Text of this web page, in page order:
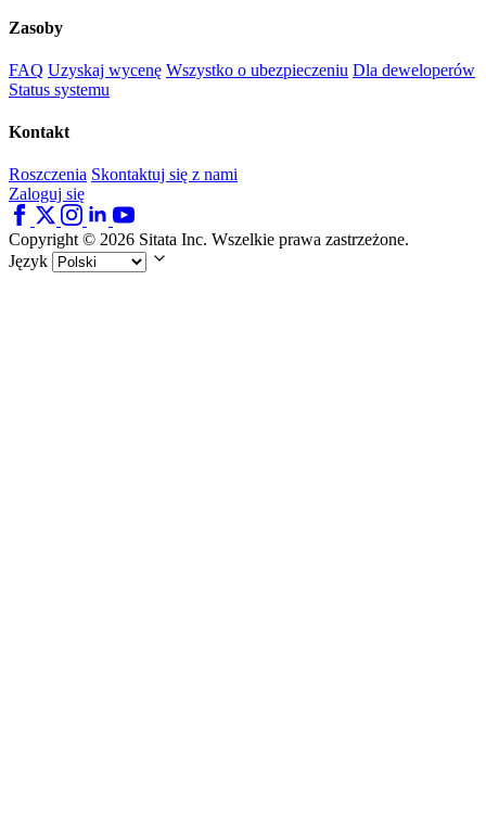
Zasoby
FAQ Uzyskaj wycenę Wszystko o ubezpieczeniu Dla deweloperów
Status systemu
Kontakt
Roszczenia Skontaktuj się z nami
Zaloguj się
Copyright © 2026 Sitata Inc. Wszelkie prawa zastrzeżone.
Język